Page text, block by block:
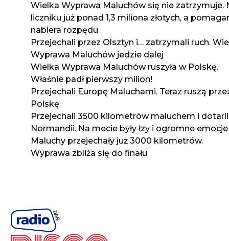
Wielka Wyprawa Maluchów się nie zatrzymuje.
liczniku już ponad 1,3 miliona złotych, a
nabiera rozpędu
Przejechali przez Olsztyn i… zatrzymali ruch.
Wyprawa Maluchów jedzie dalej
Wielka Wyprawa Maluchów ruszyła w Polskę.
Właśnie padł pierwszy milion!
Przejechali Europę Maluchami. Teraz ruszą
Polskę
Przejechali 3500 kilometrów maluchem i
Normandii. Na mecie były łzy i ogromne emocje
Maluchy przejechały już 3000 kilometrów.
Wyprawa zbliża się do finału